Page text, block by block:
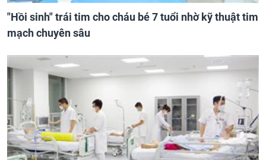
"Hồi sinh" trái tim cho cháu bé 7 tuổi nhờ kỹ thuật tim
mạch chuyên sâu